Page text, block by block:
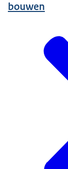
bouwen